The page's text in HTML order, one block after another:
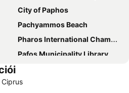
City of Paphos
Pachyammos Beach
Pharos International Chamber Music Festival
Pafos Municipality Library
Paphos' Amargeti